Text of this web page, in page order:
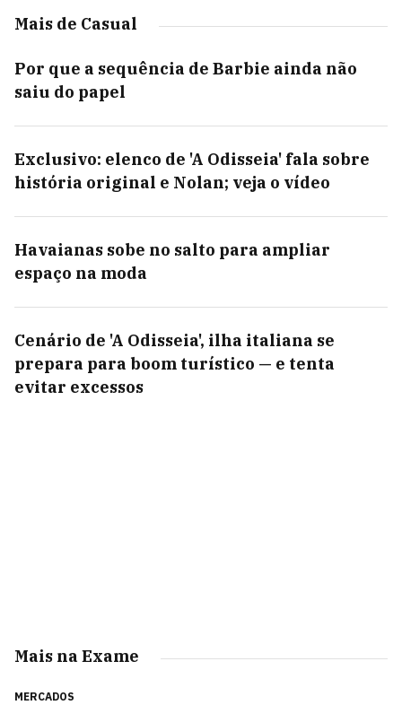
Mais de Casual
Por que a sequência de Barbie ainda não
saiu do papel
Exclusivo: elenco de 'A Odisseia' fala sobre
história original e Nolan; veja o vídeo
Havaianas sobe no salto para ampliar
espaço na moda
Cenário de 'A Odisseia', ilha italiana se
prepara para boom turístico — e tenta
evitar excessos
Mais na Exame
MERCADOS